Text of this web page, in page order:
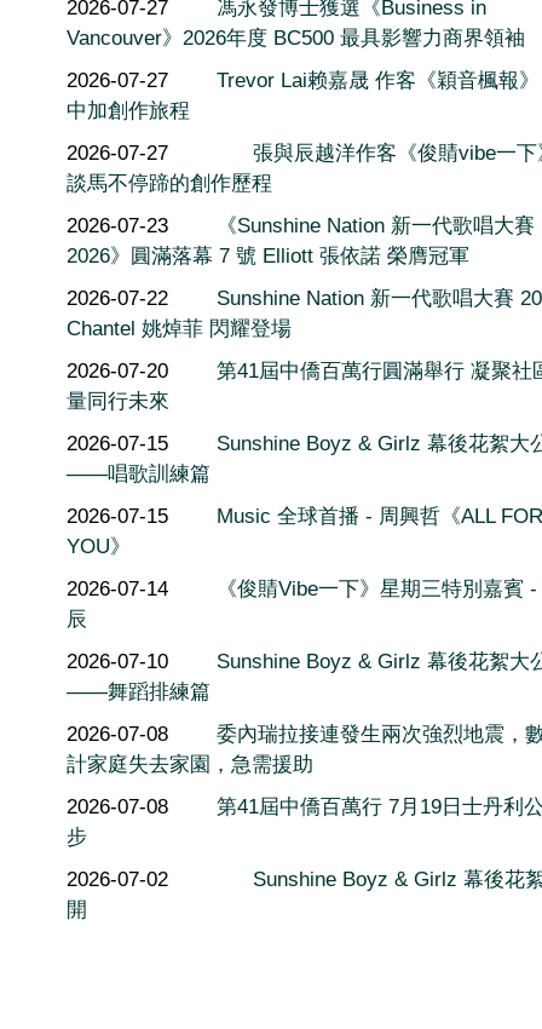
2026-07-27
馮永發博士獲選《Business in
Vancouver》2026年度 BC500 最具影響力商界領袖
2026-07-27
Trevor Lai赖嘉晟 作客《穎音楓報
中加創作旅程
2026-07-27
張與辰越洋作客《俊䝼vibe一下
談馬不停蹄的創作歷程
2026-07-23
《Sunshine Nation 新一代歌唱大賽
2026》圓滿落幕 7 號 Elliott 張依諾 榮膺冠軍
2026-07-22
Sunshine Nation 新一代歌唱大賽
Chantel 姚焯菲 閃耀登場
2026-07-20
第41屆中僑百萬行圓滿舉行 凝聚社
量同行未來
2026-07-15
Sunshine Boyz & Girlz 幕後花絮大
——唱歌訓練篇
2026-07-15
Music 全球首播 - 周興哲《ALL FOR
YOU》
2026-07-14
《俊䝼Vibe一下》星期三特別嘉賓
辰
2026-07-10
Sunshine Boyz & Girlz 幕後花絮大
——舞蹈排練篇
2026-07-08
委內瑞拉接連發生兩次強烈地震，
計家庭失去家園，急需援助
2026-07-08
第41屆中僑百萬行 7月19日士丹利
步
2026-07-02
Sunshine Boyz & Girlz 幕後花
開